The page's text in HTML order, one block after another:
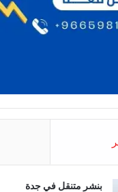
بنشر متنقل في جدة